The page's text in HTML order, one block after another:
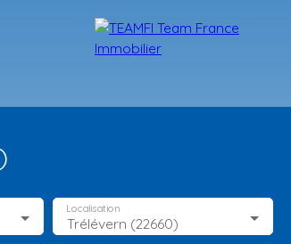
Trélévern (22660)
Localisation